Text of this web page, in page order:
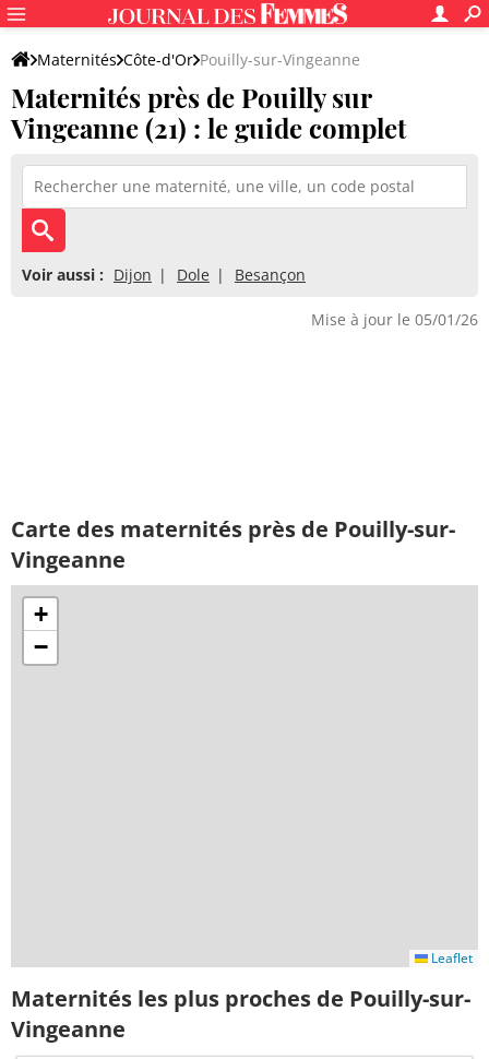
Maternités Côte-d'Or Pouilly-sur-Vingeanne
Maternités près de Pouilly sur
Vingeanne (21) : le guide complet
Voir aussi : Dijon Dole Besançon
Mise à jour le 05/01/26
Carte des maternités près de Pouilly-sur-
Vingeanne
+
−
Leaflet
Maternités les plus proches de Pouilly-sur-
Vingeanne